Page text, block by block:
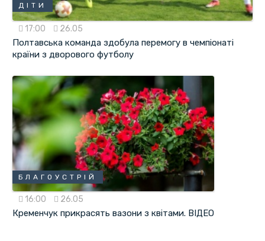
ДІТИ
17:00 26.05
Полтавська команда здобула перемогу в чемпіонаті
країни з дворового футболу
БЛАГОУСТРІЙ
16:00 26.05
Кременчук прикрасять вазони з квітами. ВІДЕО